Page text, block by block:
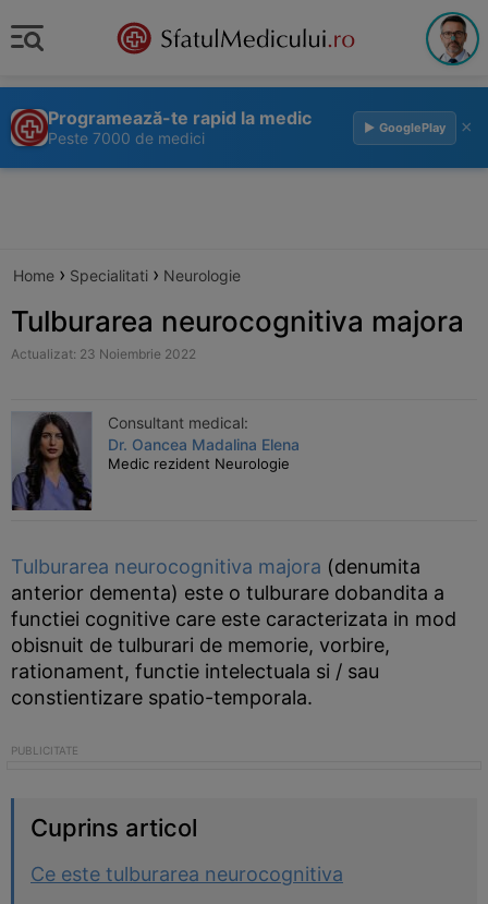
Programează-te rapid la medic
Peste 7000 de medici
▶ GooglePlay ×
Home › Specialitati › Neurologie
Tulburarea neurocognitiva majora
Actualizat: 23 Noiembrie 2022
Consultant medical:
Dr. Oancea Madalina Elena
Medic rezident Neurologie
Tulburarea neurocognitiva majora (denumita
anterior dementa) este o tulburare dobandita a
functiei cognitive care este caracterizata in mod
obisnuit de tulburari de memorie, vorbire,
rationament, functie intelectuala si / sau
constientizare spatio-temporala.
Cuprins articol
Ce este tulburarea neurocognitiva